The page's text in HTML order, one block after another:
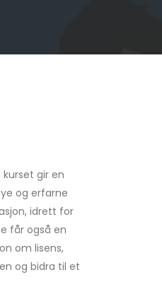
gir en
og erfarne
idrett for
får også en
om lisens,
og bidra til et